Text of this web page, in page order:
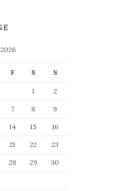
F S S
1
2
7 8
9
14 15
16
21 22
23
28 29
30